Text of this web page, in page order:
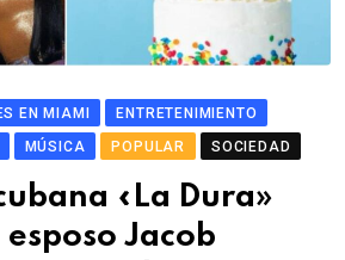
EN MIAMI
ENTRETENIMIENTO
MÚSICA POPULAR SOCIEDAD
«La Dura»
Jacob